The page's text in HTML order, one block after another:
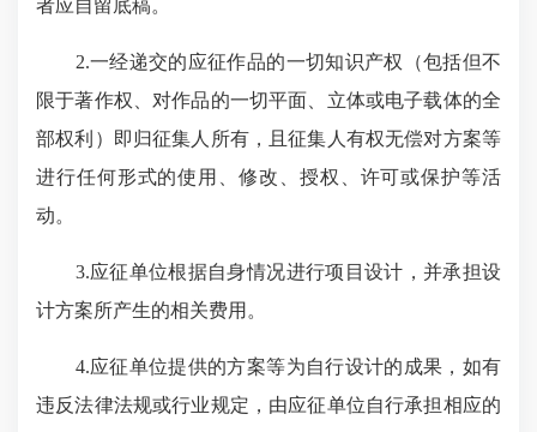
者应自留底稿。
2.一经递交的应征作品的一切知识产权（包括但不
限于著作权、对作品的一切平面、立体或电子载体的全
部权利）即归征集人所有，且征集人有权无偿对方案等
进行任何形式的使用、修改、授权、许可或保护等活
动。
3.应征单位根据自身情况进行项目设计，并承担设
计方案所产生的相关费用。
4.应征单位提供的方案等为自行设计的成果，如有
违反法律法规或行业规定，由应征单位自行承担相应的